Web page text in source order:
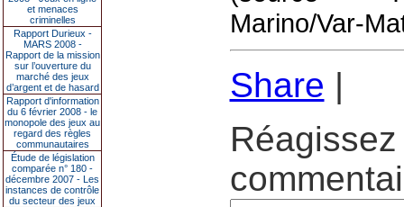
et menaces
criminelles
Rapport Durieux -
MARS 2008 -
Rapport de la mission
sur l’ouverture du
marché des jeux
d’argent et de hasard
Rapport d'information
du 6 février 2008 - le
monopole des jeux au
regard des règles
communautaires
Étude de législation
comparée n° 180 -
décembre 2007 - Les
instances de contrôle
du secteur des jeux
Marino/Var-
Share |